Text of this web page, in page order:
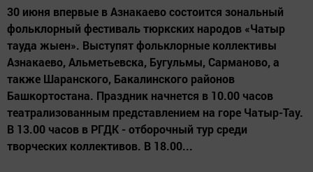
30 июня впервые в Азнакаево состоится зональный
фольклорный фестиваль тюркских народов «Чатыр
тауда жыен». Выступят фольклорные коллективы
Азнакаево, Альметьевска, Бугульмы, Сарманово, а
также Шаранского, Бакалинского районов
Башкортостана. Праздник начнется в 10.00 часов
театрализованным представлением на горе Чатыр-Тау.
В 13.00 часов в РГДК - отборочный тур среди
творческих коллективов. В 18.00...